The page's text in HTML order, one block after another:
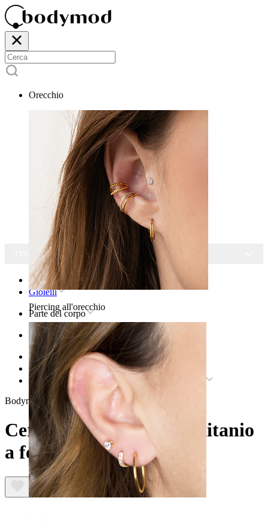
Orecchio
Piercing all'orecchio
-15% SU TUTTI I GIOIELLI
Home
Gioielli
Parte del corpo
Orecchio
Helix
Gioielli in titanio per piercing helix
Cerchio con cerniera in titanio a forma di stella
Bodymod Trend
Cerchio con cerniera in titanio
a forma di stella